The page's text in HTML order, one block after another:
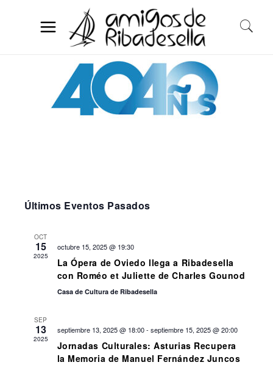
Últimos Eventos Pasados
OCT
15
2025
octubre 15, 2025 @ 19:30
La Ópera de Oviedo llega a Ribadesella
con Roméo et Juliette de Charles Gounod
Casa de Cultura de Ribadesella
SEP
13
2025
septiembre 13, 2025 @ 18:00- septiembre 15, 2025 @ 20:00
Jornadas Culturales: Asturias Recupera
la Memoria de Manuel Fernández Juncos